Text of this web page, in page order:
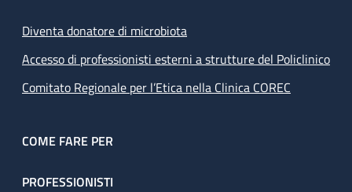
Diventa donatore di microbiota
Accesso di professionisti esterni a strutture del Policlinico
Comitato Regionale per l’Etica nella Clinica COREC
COME FARE PER
PROFESSIONISTI